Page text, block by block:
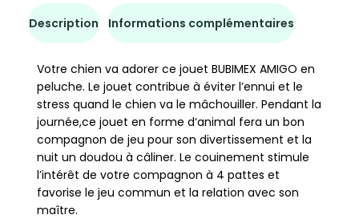
Description Informations complémentaires
Votre chien va adorer ce jouet BUBIMEX AMIGO en
peluche. Le jouet contribue à éviter l’ennui et le
stress quand le chien va le mâchouiller. Pendant la
journée,ce jouet en forme d‘animal fera un bon
compagnon de jeu pour son divertissement et la
nuit un doudou à câliner. Le couinement stimule
l’intérêt de votre compagnon à 4 pattes et
favorise le jeu commun et la relation avec son
maître.